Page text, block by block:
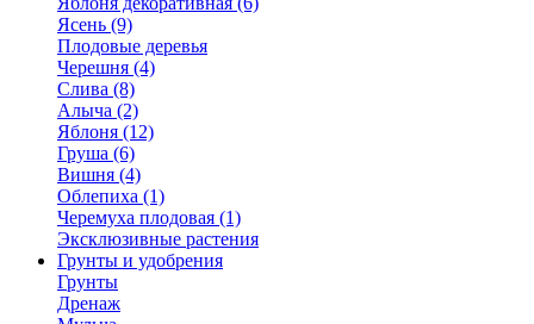
Ясень (9)
Плодовые деревья
Черешня (4)
Слива (8)
Алыча (2)
Яблоня (12)
Груша (6)
Вишня (4)
Облепиха (1)
Черемуха плодовая (1)
Эксклюзивные растения
Грунты и удобрения
Грунты
Дренаж